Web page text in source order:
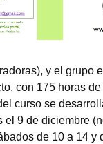
y el grupo
con 175 horas
curso se
el 9 de diciembre
de 10 a 14